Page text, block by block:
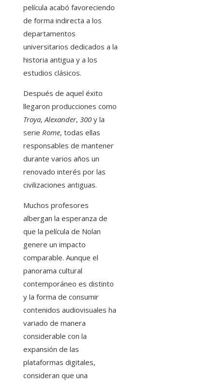
película acabó favoreciendo
de forma indirecta a los
departamentos
universitarios dedicados a la
historia antigua y a los
estudios clásicos.
Después de aquel éxito
llegaron producciones como
Troya,Alexander, 300 y la
serie Rome, todas ellas
responsables de mantener
durante varios años un
renovado interés por las
civilizaciones antiguas.
Muchos profesores
albergan la esperanza de
que la película de Nolan
genere un impacto
comparable. Aunque el
panorama cultural
contemporáneo es distinto
y la forma de consumir
contenidos audiovisuales ha
variado de manera
considerable con la
expansión de las
plataformas digitales,
consideran que una